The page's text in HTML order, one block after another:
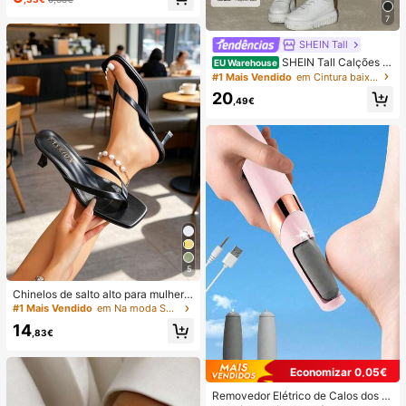
ustável, decoração de festa para q
uarto
5
Chinelos de salto alto para mulher,
design de biqueira quadrada, sandá
erão
#1 Mais Vendido em Na moda Sandálias De Salto Feminino
14 ,83€
7
SHEIN Tall
EU Warehouse SHEIN Tall Calções d
e ganga femininos de comprimento
#1 Mais Vendido em Cintura baixa Jeans Feminino
20 ,49€
Economizar 0,05€
Removedor Elétrico de Calos dos P